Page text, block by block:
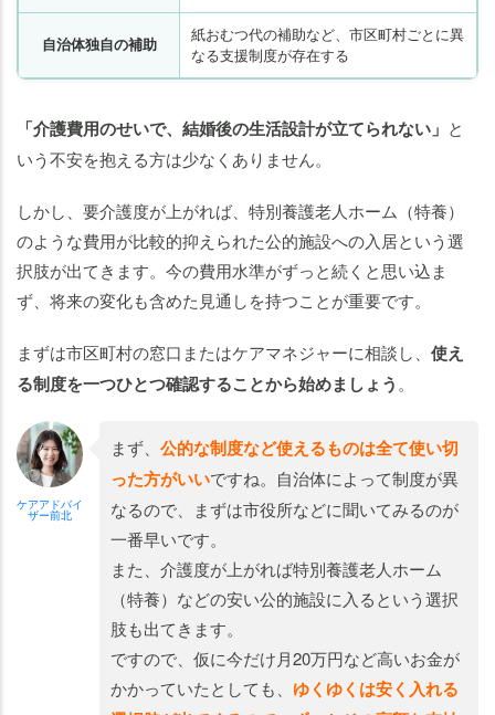
自治体独自の補助
紙おむつ代の補助など、市区町村ごとに異
なる支援制度が存在する
「介護費用のせいで、結婚後の生活設計が立てられない」 と
いう不安を抱える方は少なくありません。
しかし、要介護度が上がれば、特別養護老人ホーム（特養）
のような費用が比較的抑えられた公的施設への入居という選
択肢が出てきます。今の費用水準がずっと続くと思い込ま
ず、将来の変化も含めた見通しを持つことが重要です。
まずは市区町村の窓口またはケアマネジャーに相談し、 使え
る制度を一つひとつ確認することから始めましょう 。
ケアアドバイ
ザー前北
まず、 公的な制度など使えるものは全て使い切
った方がいいですね。自治体によって制度が異
なるので、まずは市役所などに聞いてみるのが
一番早いです。
また、介護度が上がれば特別養護老人ホーム
（特養）などの安い公的施設に入るという選択
肢も出てきます。
ですので、仮に今だけ月20万円など高いお金が
かかっていたとしても、 ゆくゆくは安く入れる